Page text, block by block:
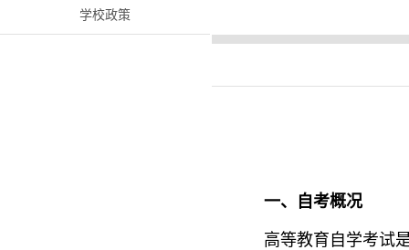
学校政策
一、自考概况
高等教育自学考试